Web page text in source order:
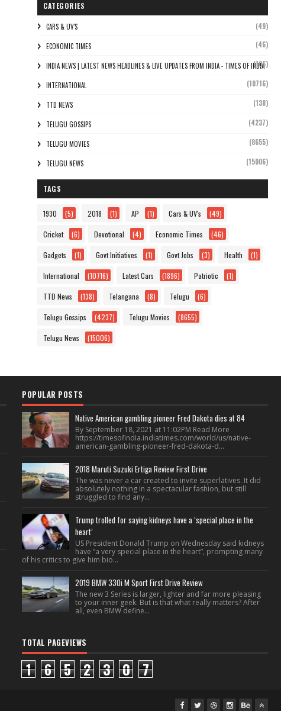
CATEGORIES
CARS & UV'S (49)
ECONOMIC TIMES (46)
INDIA NEWS | LATEST NEWS HEADLINES & LIVE UPDATES FROM INDIA - TIMES OF INDIA
(106)
INTERNATIONAL (10716)
TTD NEWS (138)
TELUGU GOSSIPS (4237)
TELUGU MOVIES (8655)
TELUGU NEWS (15006)
TAGS
1930 (5) 2018 (1) AP (1) Cars & UV's (49)
Cricket (6) Devotional (4) Economic Times (46)
Gadgets (1) Govt Initiatives (1) Govt Jobs (3) Health (1)
International (10716) Latest Cars (1896) Patriotic (1)
TTD News (138) Telangana (8) Telugu (6)
Telugu Gossips (4237) Telugu Movies (8655)
Telugu News (15006)
POPULAR POSTS
Native American gambling pioneer Fred Dakota dies at 84
By September 18, 2021 at 11:02PM Read More
https://timesofindia.indiatimes.com/world/us/native-
american-gambling-pioneer-fred-dakota-d...
2018 Maruti Suzuki Ertiga Review First Drive
The was never a car created to invite superlatives. It did
absolutely nothing in a spectacular fashion, but still
struggled to find any...
Trump trolled for saying kidneys have a ‘special place in the
heart’
US President Donald Trump on Wednesday said kidneys
have “a very special place in the heart”, prompting many
of his critics to give him bio...
2019 BMW 330i M Sport First Drive Review
The new 3 Series is larger, lighter and far more pleasing
to your inner geek. But is that what really matters? After
all, even BMW define...
TOTAL PAGEVIEWS
1 6 5 2 3 0 7